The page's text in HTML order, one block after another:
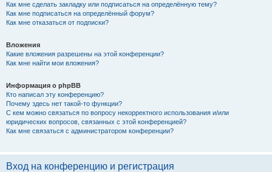
Как мне сделать закладку или подписаться на определённую тему?
Как мне подписаться на определённый форум?
Как мне отказаться от подписки?
Вложения
Какие вложения разрешены на этой конференции?
Как мне найти мои вложения?
Информация о phpBB
Кто написал эту конференцию?
Почему здесь нет такой-то функции?
С кем можно связаться по вопросу некорректного использования и/или
юридических вопросов, связанных с этой конференцией?
Как мне связаться с администратором конференции?
Вход на конференцию и регистрация